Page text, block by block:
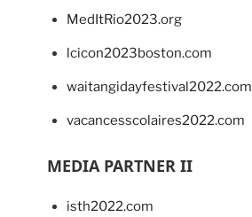
MedItRio2023.org
lcicon2023boston.com
waitangidayfestival2022.com
vacancesscolaires2022.com
MEDIA PARTNER II
isth2022.com